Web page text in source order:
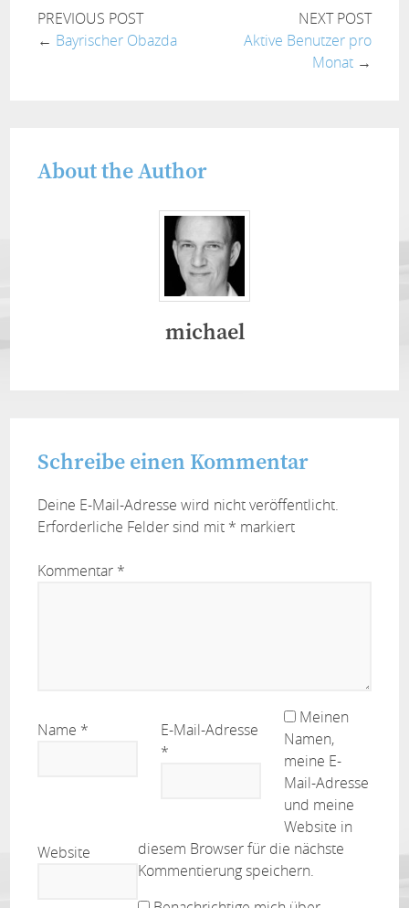
PREVIOUS POST
← Bayrischer Obazda
NEXT POST
Aktive Benutzer pro
Monat→
About the Author
michael
Schreibe einen Kommentar
Deine E-Mail-Adresse wird nicht veröffentlicht.
Erforderliche Felder sind mit * markiert
Kommentar *
Name *
E-Mail-Adresse
*
Website
Meinen
Namen,
meine E-
Mail-Adresse
und meine
Website in
diesem Browser für die nächste
Kommentierung speichern.